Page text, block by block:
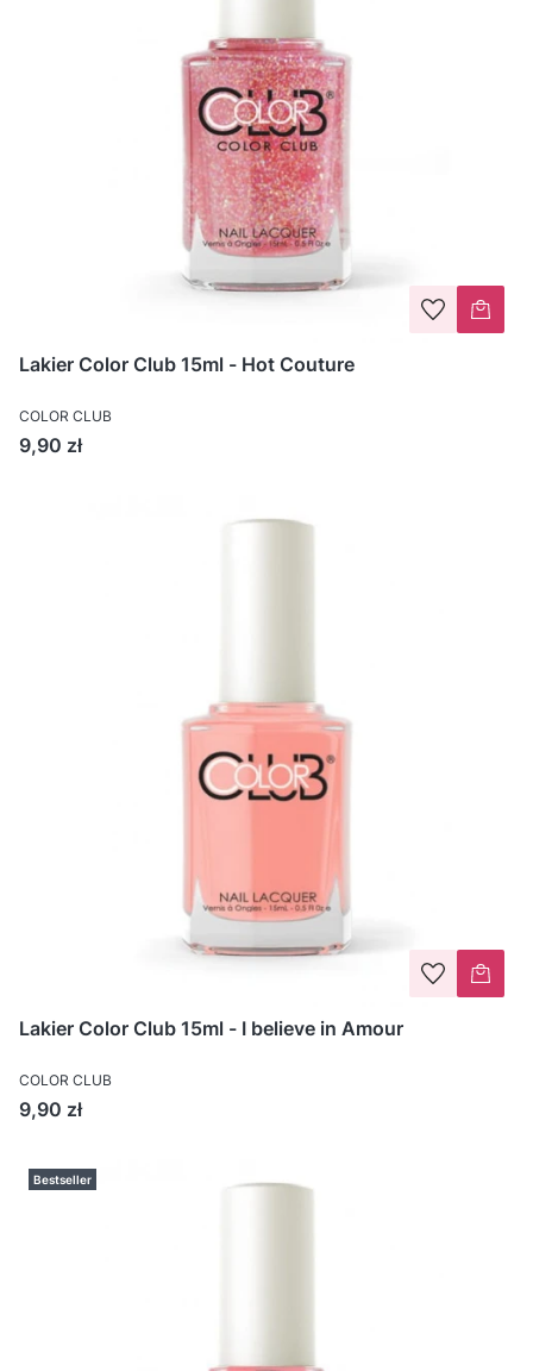
Lakier Color Club 15ml - Hot Couture
COLOR CLUB
Cena
9,90 zł
Lakier Color Club 15ml - I believe in Amour
COLOR CLUB
Cena
9,90 zł
Bestseller